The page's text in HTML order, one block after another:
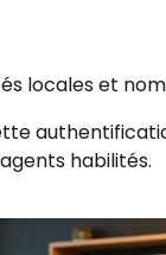
locales et
habilités.